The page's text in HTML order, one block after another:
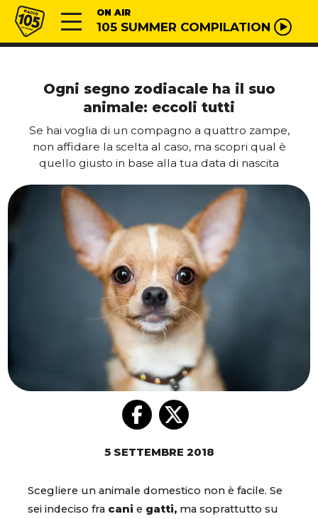
Vai al contenuto
Radio 105 ON AIR
105 SUMMER COMPILATION
Ogni segno zodiacale ha il suo
animale: eccoli tutti
Se hai voglia di un compagno a quattro zampe,
non affidare la scelta al caso, ma scopri qual è
quello giusto in base alla tua data di nascita
5 SETTEMBRE 2018
Scegliere un animale domestico non è facile. Se
sei indeciso fra cani e gatti, ma soprattutto su